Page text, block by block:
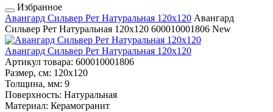
Избранное
Авангард Сильвер Рет Натуральная 120x120 Авангард
Сильвер Рет Натуральная 120x120 600010001806 New
Авангард Сильвер Рет Натуральная 120x120
Артикул товара: 600010001806
Размер, см: 120x120
Толщина, мм: 9
Поверхность: Натуральная
Материал: Керамогранит